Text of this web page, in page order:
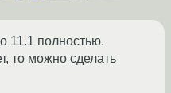
11.1 полностью.
то можно сделать